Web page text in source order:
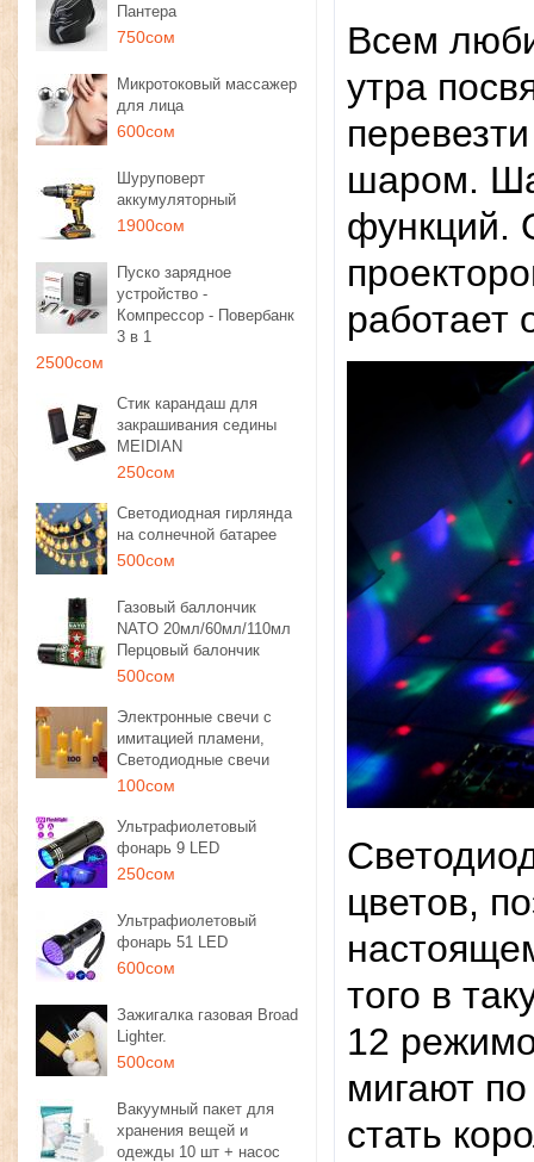
Пантера
750сом
Микротоковый массажер
для лица
600сом
Шуруповерт
аккумуляторный
1900сом
Пуско зарядное
устройство -
Компрессор - Повербанк
3 в 1
2500сом
Стик карандаш для
закрашивания седины
MEIDIAN
250сом
Светодиодная гирлянда
на солнечной батарее
500сом
Газовый баллончик
NATO 20мл/60мл/110мл
Перцовый балончик
500сом
Электронные свечи с
имитацией пламени,
Светодиодные свечи
100сом
Ультрафиолетовый
фонарь 9 LED
250сом
Ультрафиолетовый
фонарь 51 LED
600сом
Зажигалка газовая Broad
Lighter.
500сом
Вакуумный пакет для
хранения вещей и
одежды 10 шт + насос
Всем
утра
шаром.
функций.
работает
цветов,
того в
12
мигают
стать